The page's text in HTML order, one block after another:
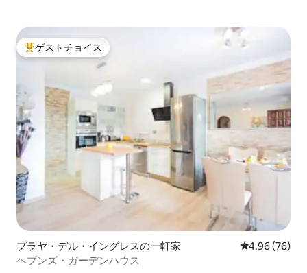
ップ、各種液体製品、ゴミ袋、クリーニ
ングクロスなど。 ゲストは望むすべての
プライバシーを確保でき、滞在中に必要
な場合はいつでも私たちに頼ることがで
きます。島で行うことができる場所やア
クティビティの幅広いリストがありま
す。ご希望があればお知らせいたしま
す。 この家は静かな住宅街のラ・ガリー
タにあります。南にはラ・ガリータ、プ
ラヤ・デル・オンブレ、タリアルテ、メ
レナラのビーチを結ぶ歩行者用遊歩道が
あります。海辺の通りにあるレストラン
では、郷土料理をお召し上がりいただけ
ます。 この家は島のさまざまな観光スポ
ットにアクセスするのに理想的な立地で
す。ビーチ、首都、観光エリア、空港、
レストラン、ショッピングエリアなど
「グローバル」バス路線を利用すると、
島中を快適に移動できます。空港：10
大好評のゲストチョイスです。
ゲストチョイス
プラヤ・デル・イングレスの一軒家 レビュー76
4.96 (76)
ヘブンズ・ガーデンハウス